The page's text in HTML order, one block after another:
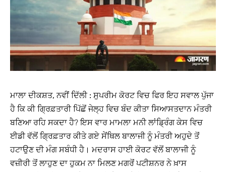
ਮਾਲਾ ਦੀਕਸ਼ਤ, ਨਵੀਂ ਦਿੱਲੀ : ਸੁਪਰੀਮ ਕੋਰਟ ਵਿਚ ਫਿਰ ਇਹ ਸਵਾਲ ਪੁੱਜਾ
ਹੈ ਕਿ ਕੀ ਗਿ੍ਰਫ਼ਤਾਰੀ ਪਿੱਛੋਂ ਜੇਲ੍ਹ ਵਿਚ ਬੰਦ ਕੀਤਾ ਸਿਆਸਤਦਾਨ ਮੰਤਰੀ
ਬਣਿਆ ਰਹਿ ਸਕਦਾ ਹੈ? ਇਸ ਵਾਰ ਮਾਮਲਾ ਮਨੀ ਲਾਂਡਿ੍ਰੰਗ ਕੇਸ ਵਿਚ
ਈਡੀ ਵੱਲੋਂ ਗਿ੍ਰਫ਼ਤਾਰ ਕੀਤੇ ਗਏ ਸੇਂਥਿਲ ਬਾਲਾਜੀ ਨੂੰ ਮੰਤਰੀ ਅਹੁਦੇ ਤੋਂ
ਹਟਾਉਣ ਦੀ ਮੰਗ ਸਬੰਧੀ ਹੈ। ਮਦਰਾਸ ਹਾਈ ਕੋਰਟ ਵੱਲੋਂ ਬਾਲਾਜੀ ਨੂੰ
ਵਜ਼ੀਰੀ ਤੋਂ ਲਾਹੁਣ ਦਾ ਹੁਕਮ ਨਾ ਮਿਲਣ ਮਗਰੋਂ ਪਟੀਸ਼ਨਰ ਨੇ ਖ਼ਾਸ